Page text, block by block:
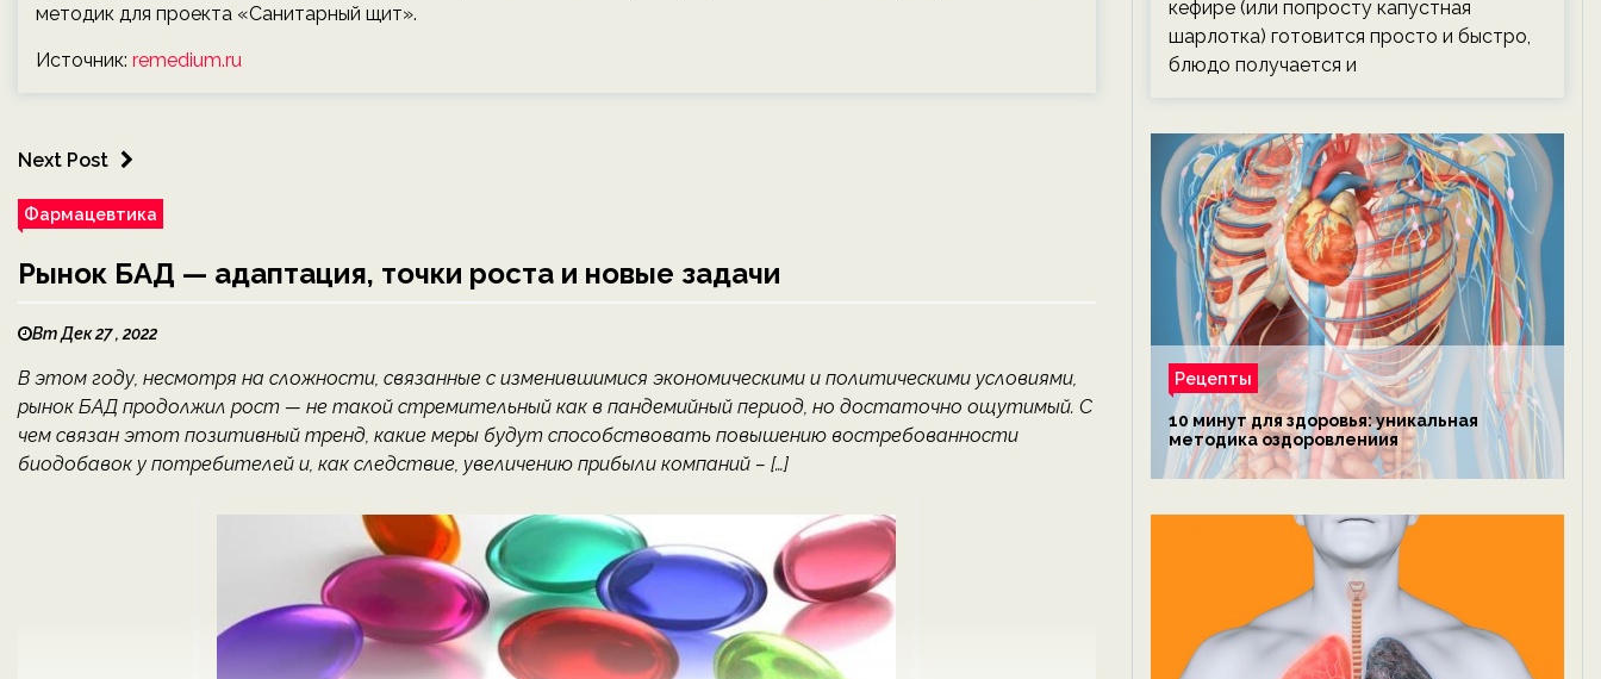
методик для проекта «Санитарный щит».
Источник: remedium.ru
Next Post
Фармацевтика
Рынок БАД — адаптация, точки роста и новые задачи
Вт Дек 27 , 2022
В этом году, несмотря на сложности, связанные с изменившимися экономическими и политическими условиями,
рынок БАД продолжил рост — не такой стремительный как в пандемийный период, но достаточно ощутимый. С
чем связан этот позитивный тренд, какие меры будут способствовать повышению востребованности
биодобавок у потребителей и, как следствие, увеличению прибыли компаний – […]
кефире (или попросту капустная
шарлотка) готовится просто и быстро,
блюдо получается и
Рецепты
10 минут для здоровья: уникальная
методика оздоровлениия